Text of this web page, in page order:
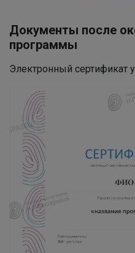
Документы после
программы
Электронный сертификат